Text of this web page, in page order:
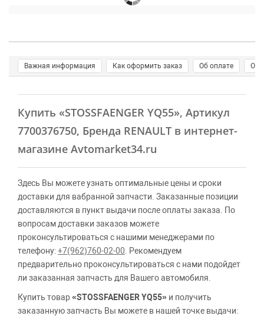
Важная информация Как оформить заказ Об оплате О
Купить «STOSSFAENGER YQ55», Артикул
7700376750, Бренда RENAULT в интернет-
магазине Avtomarket34.ru
Здесь Вы можете узнать оптимальные цены и сроки
доставки для вабранной запчасти. Заказанные позиции
доставляются в пункт выдачи после оплаты заказа. По
вопросам доставки заказов можете
проконсультироваться с нашими менеджерами по
телефону:+7(962)760-02-00 . Рекомендуем
предварительно проконсультироваться с нами подойдет
ли заказанная запчасть для Вашего автомобиля.
Купить товар«STOSSFAENGER YQ55» и получить
заказанную запчасть Вы можете в нашей точке выдачи: